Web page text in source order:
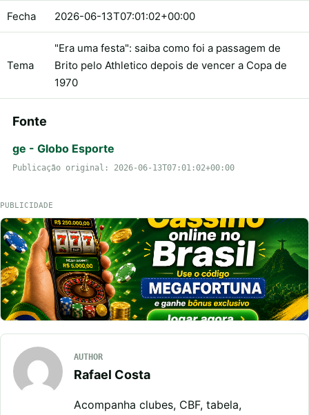
Fecha 2026-06-13T07:01:02+00:00
Tema
"Era uma festa": saiba como foi a passagem de
Brito pelo Athletico depois de vencer a Copa de
1970
Fonte
ge - Globo Esporte
Publicação original: 2026-06-13T07:01:02+00:00
PUBLICIDADE
AUTHOR
Rafael Costa
Acompanha clubes, CBF, tabela,